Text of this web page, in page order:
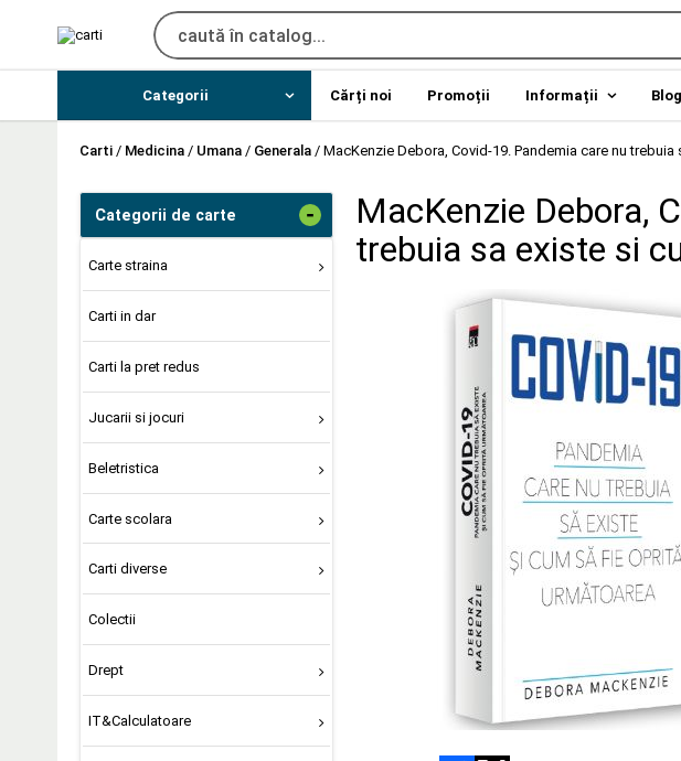
Categorii Cărți noi Promoții Informații Blog
Carti / Medicina / Umana / Generala / MacKenzie Debora, Covid-19. Pandemia care nu
Categorii de carte -
Carte straina
Carti in dar
Carti la pret redus
Jucarii si jocuri
Beletristica
Carte scolara
Carti diverse
Colectii
Drept
IT&Calculatoare
MacKenzie Debora,
trebuia sa existe si